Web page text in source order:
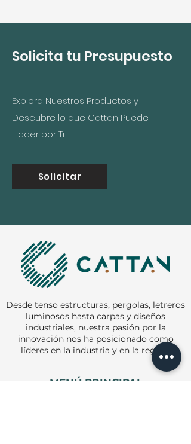
Solicita tu Presupuesto
Explora Nuestros Productos y
Descubre lo que Cattan Puede
Hacer por Ti
Solicitar
Desde tenso estructuras, pergolas, letreros
luminosos hasta carpas y diseños
industriales, nuestra pasión por la
innovación nos ha posicionado como
líderes en la industria y en la región.
MENÚ PRINCIPAL